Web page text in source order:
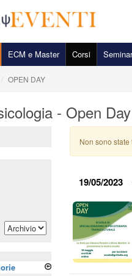
ECM e Master Corsi
OPEN DAY
- Open Day
Non sono
19/05/2023